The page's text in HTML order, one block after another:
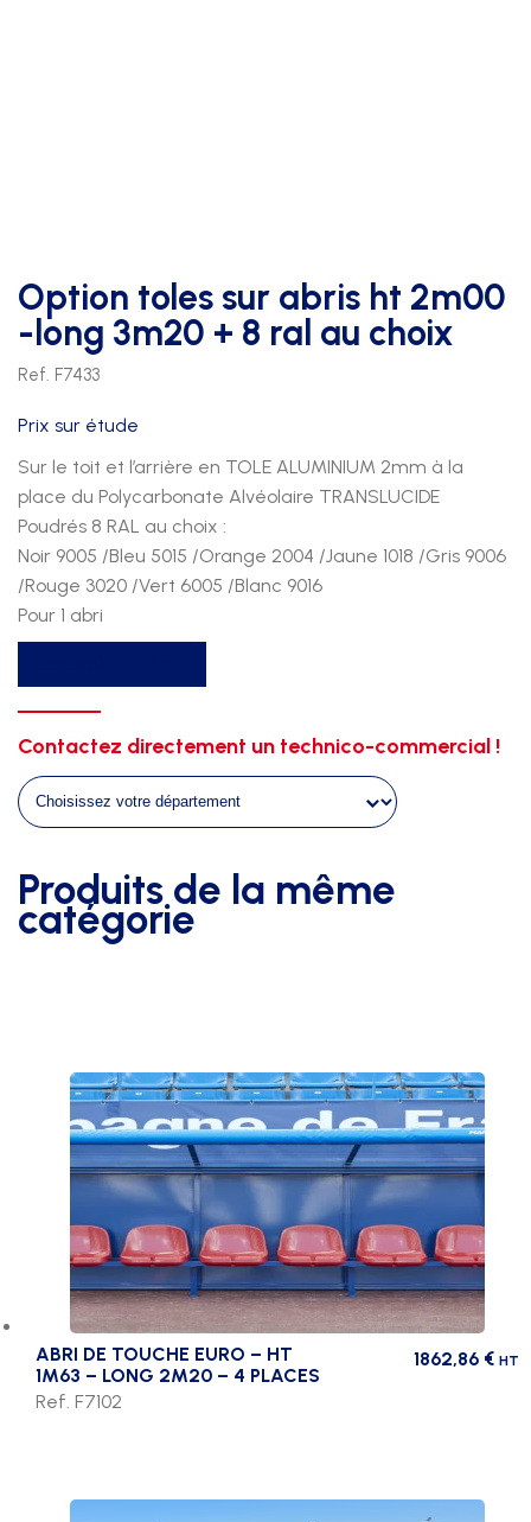
Option toles sur abris ht 2m00
-long 3m20 + 8 ral au choix
Ref. F7433
Prix sur étude
Sur le toit et l’arrière en TOLE ALUMINIUM 2mm à la
place du Polycarbonate Alvéolaire TRANSLUCIDE
Poudrés 8 RAL au choix :
Noir 9005 /Bleu 5015 /Orange 2004 /Jaune 1018 /Gris 9006
/Rouge 3020 /Vert 6005 /Blanc 9016
Pour 1 abri
de
Option
toles
sur
abris
ht
long
Contactez directement un technico-commercial !
Produits de la même
catégorie
ABRI DE TOUCHE EURO – HT
1M63 – LONG 2M20 – 4 PLACES
1862,86 € HT
Ref. F7102